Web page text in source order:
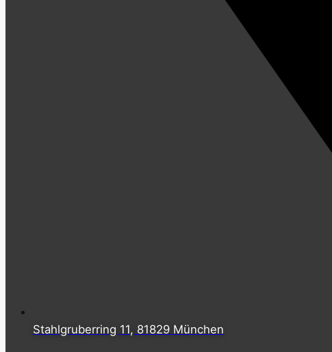
Stahlgruberring 11, 81829 München